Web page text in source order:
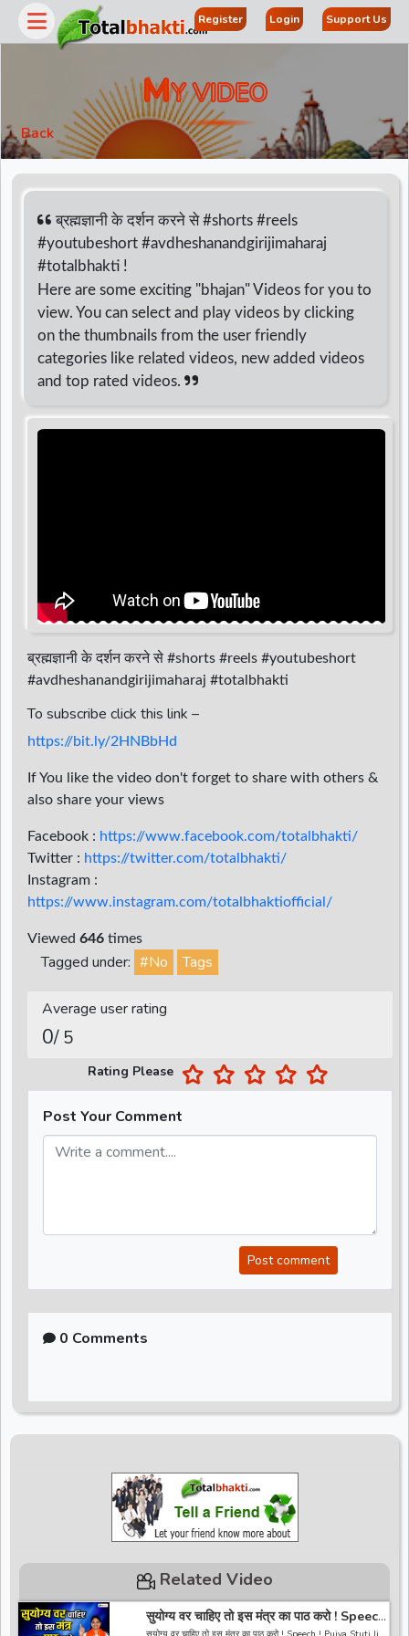
Register Login Support Us
MY VIDEO
Back
ब्रह्मज्ञानी के दर्शन करने से #shorts #reels
#youtubeshort #avdheshanandgirijimaharaj
#totalbhakti !
Here are some exciting "bhajan" Videos for you to
view. You can select and play videos by clicking
on the thumbnails from the user friendly
categories like related videos, new added videos
and top rated videos.
ब्रह्मज्ञानी के दर्शन करने से #shorts #reels #youtubeshort
#avdheshanandgirijimaharaj #totalbhakti
To subscribe click this link –
https://bit.ly/2HNBbHd
If You like the video don't forget to share with others &
also share your views
Facebook : https://www.facebook.com/totalbhakti/
Twitter : https://twitter.com/totalbhakti/
Instagram :
https://www.instagram.com/totalbhaktiofficial/
Viewed 646 times
Tagged under: #No Tags
Average user rating
0/ 5
Rating Please
Post Your Comment
Post comment
0 Comments
Related Video
सुयोग्य वर चाहिए तो इस मंत्र का पाठ करो ! Speech
! Pujya Stuti Ji